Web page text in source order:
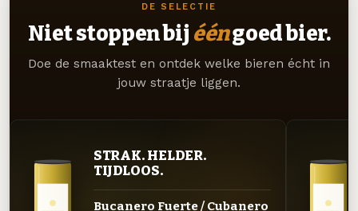
DE SELECTIE
Niet stoppen bij ééngoed bier.
Doe de smaaktest en ontdek welke bieren écht in
jouw straatje liggen.
STRAK. HELDER.
TIJDLOOS.
Bucanero Fuerte / Cubanero